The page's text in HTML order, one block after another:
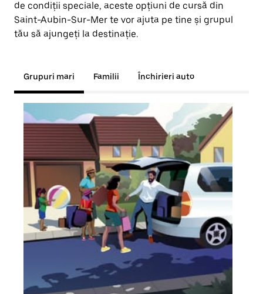
de condiții speciale, aceste opțiuni de cursă din
Saint-Aubin-Sur-Mer te vor ajuta pe tine și grupul
tău să ajungeți la destinație.
Grupuri mari Familii Închirieri auto